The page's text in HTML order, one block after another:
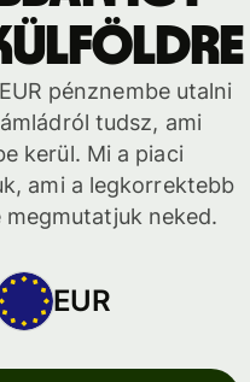
pénznembe utalni
tudsz, ami
kerül. Mi a piaci
ami a legkorrektebb
neked.
EUR